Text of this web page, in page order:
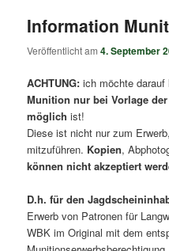
Information
Veröffentlicht am4. September
ACHTUNG: ich möchte
Munition nur bei Vorlage
möglichist!
Diese ist nicht nur zum
mitzuführen. Kopien,
können nicht akzeptiert
D.h. für den
Erwerb von Patronen für
WBK im Original mit dem